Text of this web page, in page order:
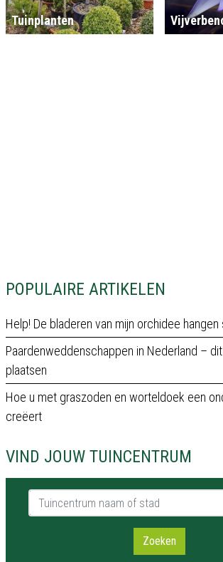
POPULAIRE ARTIKELEN
Help! De bladeren van mijn orchidee hangen
Paardenweddenschappen in Nederland –
plaatsen
Hoe u met graszoden en worteldoek een
creëert
VIND JOUW TUINCENTRUM
Tuincentrum naam of stad
Zoeken
Tuinplanten